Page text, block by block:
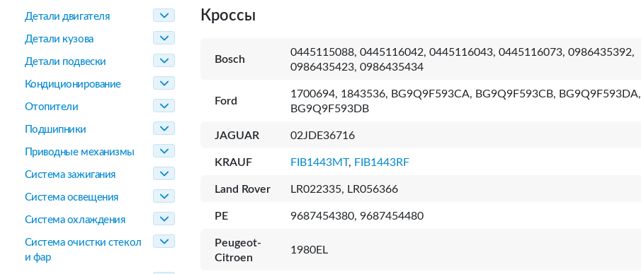
Детали двигателя
Детали кузова
Детали подвески
Кондиционирование
Отопители
Подшипники
Приводные механизмы
Система зажигания
Система освещения
Система охлаждения
Система очистки стекол
и фар
Кроссы
Bosch
0445115088, 0445116042, 0445116043, 0445116073, 0986435392,
0986435423, 0986435434
Ford
1700694, 1843536, BG9Q9F593CA, BG9Q9F593CB, BG9Q9F593DA,
BG9Q9F593DB
JAGUAR 02JDE36716
KRAUF FIB1443MT, FIB1443RF
Land Rover LR022335, LR056366
PE 9687454380, 9687454480
Peugeot-
Citroen
1980EL